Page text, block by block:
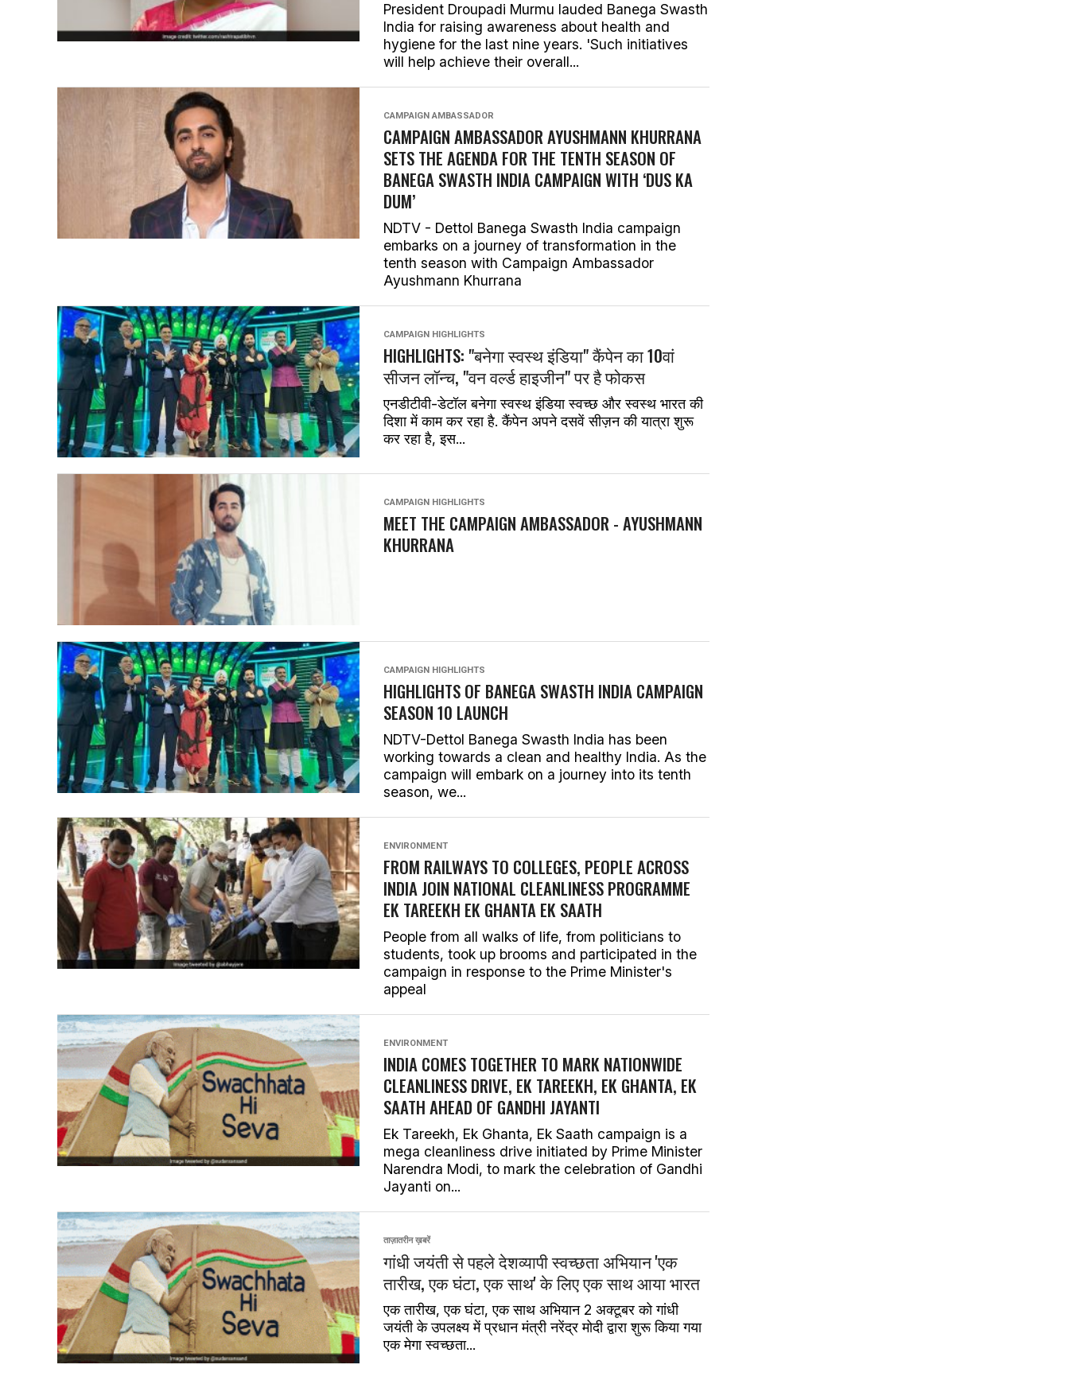
President Droupadi Murmu lauded Banega Swasth
India for raising awareness about health and
hygiene for the last nine years. 'Such initiatives
will help achieve their overall...
CAMPAIGN AMBASSADOR
CAMPAIGN AMBASSADOR AYUSHMANN KHURRANA
SETS THE AGENDA FOR THE TENTH SEASON OF
BANEGA SWASTH INDIA CAMPAIGN WITH ‘DUS KA
DUM’
NDTV - Dettol Banega Swasth India campaign
embarks on a journey of transformation in the
tenth season with Campaign Ambassador
Ayushmann Khurrana
CAMPAIGN HIGHLIGHTS
HIGHLIGHTS: "बनेगा स्वस्थ इंडिया" कैंपेन का 10वां
सीजन लॉन्‍च, "वन वर्ल्ड हाइजीन" पर है फोकस
एनडीटीवी-डेटॉल बनेगा स्वस्थ इंडिया स्वच्छ और स्वस्थ भारत की
दिशा में काम कर रहा है. कैंपेन अपने दसवें सीज़न की यात्रा शुरू
कर रहा है, इस...
CAMPAIGN HIGHLIGHTS
MEET THE CAMPAIGN AMBASSADOR - AYUSHMANN
KHURRANA
CAMPAIGN HIGHLIGHTS
HIGHLIGHTS OF BANEGA SWASTH INDIA CAMPAIGN
SEASON 10 LAUNCH
NDTV-Dettol Banega Swasth India has been
working towards a clean and healthy India. As the
campaign will embark on a journey into its tenth
season, we...
ENVIRONMENT
FROM RAILWAYS TO COLLEGES, PEOPLE ACROSS
INDIA JOIN NATIONAL CLEANLINESS PROGRAMME
EK TAREEKH EK GHANTA EK SAATH
People from all walks of life, from politicians to
students, took up brooms and participated in the
campaign in response to the Prime Minister's
appeal
ENVIRONMENT
INDIA COMES TOGETHER TO MARK NATIONWIDE
CLEANLINESS DRIVE, EK TAREEKH, EK GHANTA, EK
SAATHAHEAD OF GANDHI JAYANTI
Ek Tareekh, Ek Ghanta, Ek Saath campaign is a
mega cleanliness drive initiated by Prime Minister
Narendra Modi, to mark the celebration of Gandhi
Jayanti on...
ताज़ातरीन ख़बरें
गांधी जयंती से पहले देशव्यापी स्वच्छता अभियान 'एक
तारीख, एक घंटा, एक साथ' के लिए एक साथ आया भारत
एक तारीख, एक घंटा, एक साथ अभियान 2 अक्टूबर को गांधी
जयंती के उपलक्ष्य में प्रधान मंत्री नरेंद्र मोदी द्वारा शुरू किया गया
एक मेगा स्वच्छता...